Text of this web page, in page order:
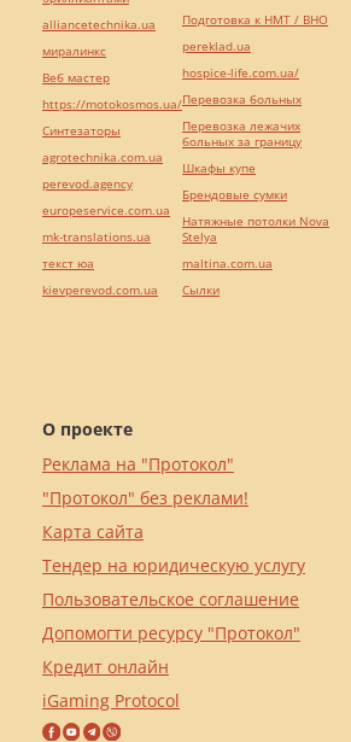
О проекте
Реклама на "Протокол"
"Протокол" без реклами!
Карта сайта
Тендер на юридическую услугу
Пользовательское соглашение
Допомогти ресурсу "Протокол"
Кредит онлайн
iGaming Protocol
alliancetechnika.ua
миралинкс
Веб мастер
https://motokosmos.ua/
Синтезаторы
agrotechnika.com.ua
perevod.agency
europeservice.com.ua
mk-translations.ua
текст юа
kievperevod.com.ua
Подготовка к НМТ / ВНО
pereklad.ua
hospice-life.com.ua/
Перевозка больных
Перевозка лежачих
больных за границу
Шкафы купе
Брендовые сумки
Натяжные потолки Nova
Stelya
maltina.com.ua
Cылки